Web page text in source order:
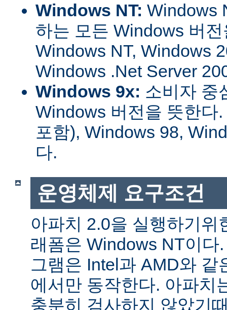
Windows NT: Windows
하는 모든 Windows 버
Windows NT, Windows
Windows .Net Server
Windows 9x: 소비자 중
Windows 버전을 뜻한다
포함), Windows 98,
다.
운영체제 요구조건
아파치 2.0을 실행하기위
래폼은 Windows NT이다
그램은 Intel과 AMD와 같
에서만 동작한다. 아파치
충분히 검사하지 않았기